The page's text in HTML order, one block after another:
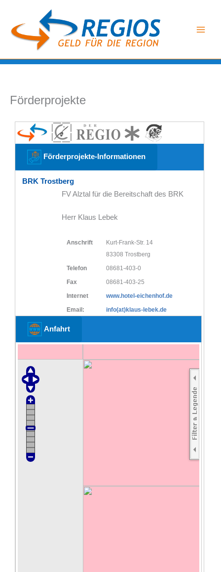
springen
Förderprojekte
Förderprojekte-Informationen
BRK Trostberg
FV Alztal für die Bereitschaft des BRK
Herr Klaus Lebek
Anschrift
Kurt-Frank-Str. 14
83308 Trostberg
Telefon
08681-403-0
Fax
08681-403-25
Internet
www.hotel-eichenhof.de
Email:
info(at)klaus-lebek.de
Anfahrt